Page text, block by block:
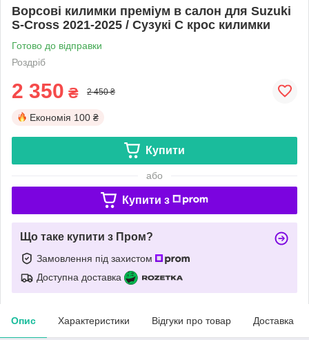
Ворсові килимки преміум в салон для Suzuki
S-Cross 2021-2025 / Сузукі С крос килимки
Готово до відправки
Роздріб
2 350 ₴ 2 450 ₴
Економія 100 ₴
Купити
або
Купити з
Що таке купити з Пром?
Замовлення під захистом
Доступна доставка
Опис Характеристики Відгуки про товар Доставка